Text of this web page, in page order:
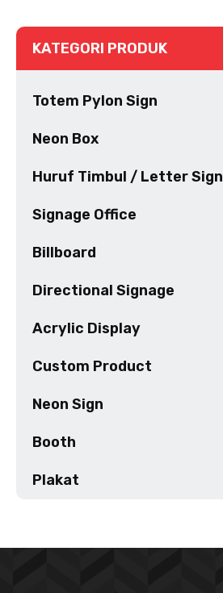
KATEGORI PRODUK
Totem Pylon Sign
Neon Box
Huruf Timbul / Letter Sign
Signage Office
Billboard
Directional Signage
Acrylic Display
Custom Product
Neon Sign
Booth
Plakat